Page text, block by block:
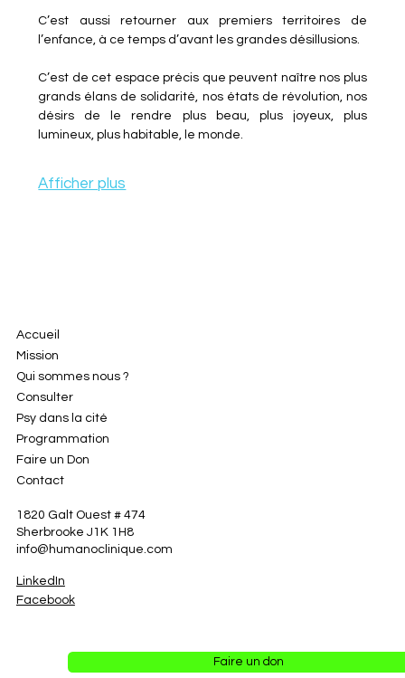
C’est aussi retourner aux premiers territoires de
l’enfance, à ce temps d’avant les grandes désillusions.
C’est de cet espace précis que peuvent naître nos plus
grands élans de solidarité, nos états de révolution, nos
désirs de le rendre plus beau, plus joyeux, plus
lumineux, plus habitable, le monde.
Afficher plus
Accueil
Mission
Qui sommes nous ?
Consulter
Psy dans la cité
Programmation
Faire un Don
Contact
1820 Galt Ouest # 474
Sherbrooke J1K 1H8
info@humanoclinique.com
LinkedIn
Facebook
Faire un don